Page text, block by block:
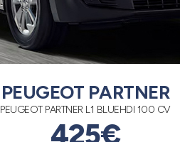
PEUGEOT PARTNER
PEUGEOT PARTNER L1 BLUEHDI 100 CV
425€